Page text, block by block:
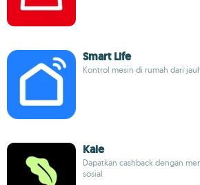
Smart Life
Kontrol mesin di rumah dari
Kale
Dapatkan cashback dengan
sosial